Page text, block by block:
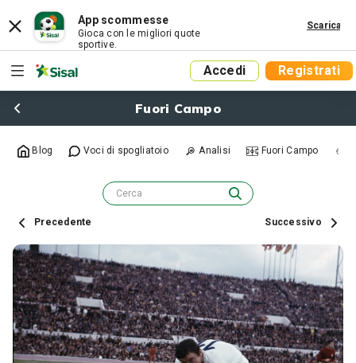
App scommesse
Gioca con le migliori quote
sportive.
Scarica
Accedi Registrati
Fuori Campo
Blog Voci di spogliatoio Analisi Fuori Campo
Precedente Successivo